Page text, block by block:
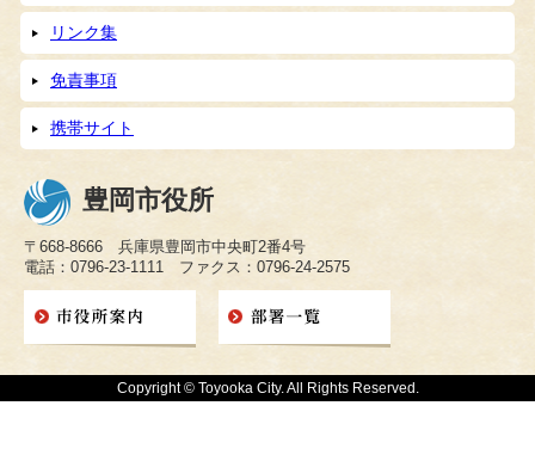
リンク集
免責事項
携帯サイト
豊岡市役所
〒668-8666 兵庫県豊岡市中央町2番4号
電話：0796-23-1111 ファクス：0796-24-2575
Copyright © Toyooka City. All Rights Reserved.